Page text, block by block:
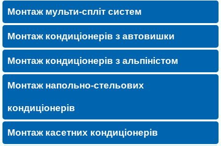
Монтаж мульти-спліт систем
Монтаж кондиціонерів з автовишки
Монтаж кондиціонерів з альпіністом
Монтаж напольно-стельових
кондиціонерів
Монтаж касетних кондиціонерів